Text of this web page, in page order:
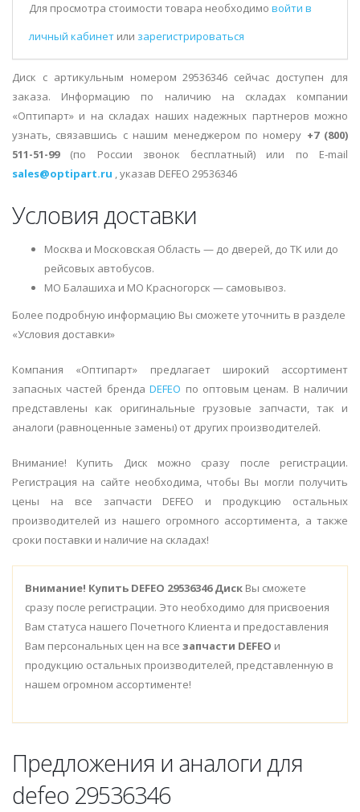
Для просмотра стоимости товара необходимо войти в
личный кабинет или зарегистрироваться
Диск с артикульным номером 29536346 сейчас доступен для
заказа. Информацию по наличию на складах компании
«Оптипарт» и на складах наших надежных партнеров можно
узнать, связавшись с нашим менеджером по номеру +7 (800)
511-51-99(по России звонок бесплатный) или по E-mail
sales@optipart.ru , указав DEFEO 29536346
Условия доставки
Москва и Московская Область — до дверей, до ТК или до
рейсовых автобусов.
МО Балашиха и МО Красногорск — самовывоз.
Более подробную информацию Вы сможете уточнить в разделе
«Условия доставки»
Компания «Оптипарт» предлагает широкий ассортимент
запасных частей брендаDEFEO по оптовым ценам. В наличии
представлены как оригинальные грузовые запчасти, так и
аналоги (равноценные замены) от других производителей.
Внимание! Купить Диск можно сразу после регистрации.
Регистрация на сайте необходима, чтобы Вы могли получить
цены на все запчасти DEFEO и продукцию остальных
производителей из нашего огромного ассортимента, а также
сроки поставки и наличие на складах!
Внимание! Купить DEFEO 29536346 Диск Вы сможете
сразу после регистрации. Это необходимо для присвоения
Вам статуса нашего Почетного Клиента и предоставления
Вам персональных цен на все запчасти DEFEO и
продукцию остальных производителей, представленную в
нашем огромном ассортименте!
Предложения и аналоги для
defeo 29536346